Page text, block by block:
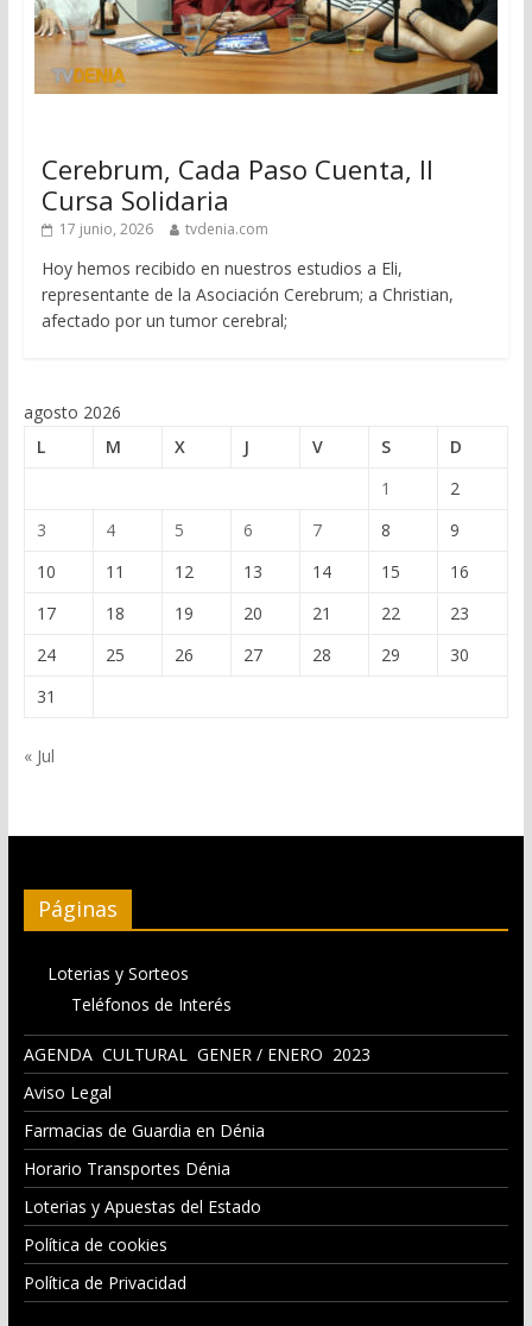
Cerebrum, Cada Paso Cuenta, II
Cursa Solidaria
17 junio, 2026 tvdenia.com
Hoy hemos recibido en nuestros estudios a Eli,
representante de la Asociación Cerebrum; a Christian,
afectado por un tumor cerebral;
agosto 2026
L
M X J V S
D
1
2
3
4 5 6 7 8
9
10
11 12 13 14 15
16
17
18 19 20 21 22
23
24
25 26 27 28 29
30
31
« Jul
Páginas
Loterias y Sorteos
Teléfonos de Interés
AGENDA CULTURAL GENER / ENERO 2023
Aviso Legal
Farmacias de Guardia en Dénia
Horario Transportes Dénia
Loterias y Apuestas del Estado
Política de cookies
Política de Privacidad